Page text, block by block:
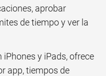
aprobar
de tiempo y ver la
iPhones y iPads, ofrece
app, tiempos de